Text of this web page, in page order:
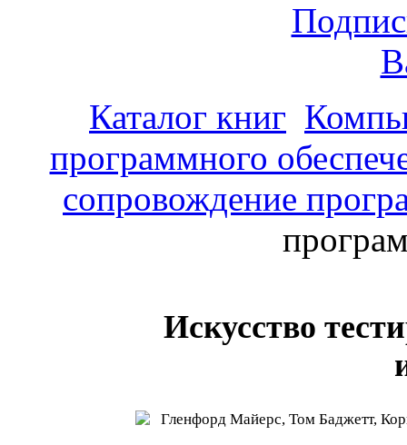
Каталог книг
программного
сопровождение
Искусство
Гленфорд Майерс, Том Баджетт,